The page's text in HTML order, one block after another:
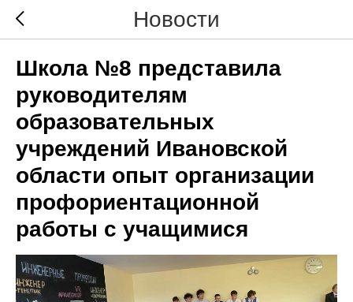
Новости
Школа №8 представила
руководителям
образовательных
учреждений Ивановской
области опыт организации
профориентационной
работы с учащимися